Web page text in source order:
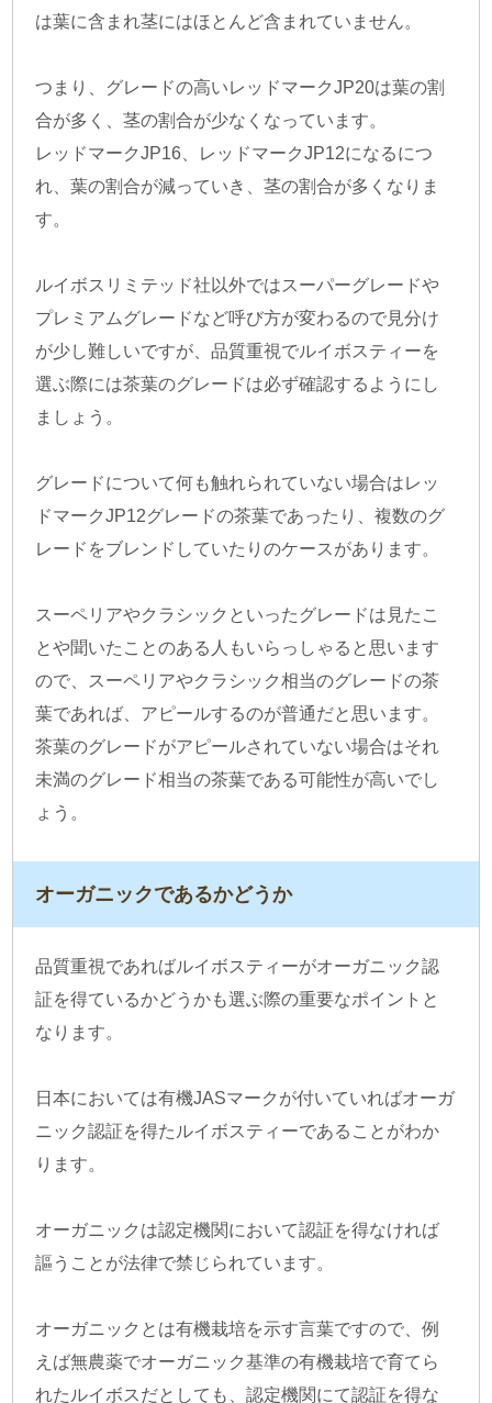
は葉に含まれ茎にはほとんど含まれていません。
つまり、グレードの高いレッドマークJP20は葉の割
合が多く、茎の割合が少なくなっています。
レッドマークJP16、レッドマークJP12になるにつ
れ、葉の割合が減っていき、茎の割合が多くなりま
す。
ルイボスリミテッド社以外ではスーパーグレードや
プレミアムグレードなど呼び方が変わるので見分け
が少し難しいですが、品質重視でルイボスティーを
選ぶ際には茶葉のグレードは必ず確認するようにし
ましょう。
グレードについて何も触れられていない場合はレッ
ドマークJP12グレードの茶葉であったり、複数のグ
レードをブレンドしていたりのケースがあります。
スーペリアやクラシックといったグレードは見たこ
とや聞いたことのある人もいらっしゃると思います
ので、スーペリアやクラシック相当のグレードの茶
葉であれば、アピールするのが普通だと思います。
茶葉のグレードがアピールされていない場合はそれ
未満のグレード相当の茶葉である可能性が高いでし
ょう。
オーガニックであるかどうか
品質重視であればルイボスティーがオーガニック認
証を得ているかどうかも選ぶ際の重要なポイントと
なります。
日本においては有機JASマークが付いていればオーガ
ニック認証を得たルイボスティーであることがわか
ります。
オーガニックは認定機関において認証を得なければ
謳うことが法律で禁じられています。
オーガニックとは有機栽培を示す言葉ですので、例
えば無農薬でオーガニック基準の有機栽培で育てら
れたルイボスだとしても、認定機関にて認証を得な